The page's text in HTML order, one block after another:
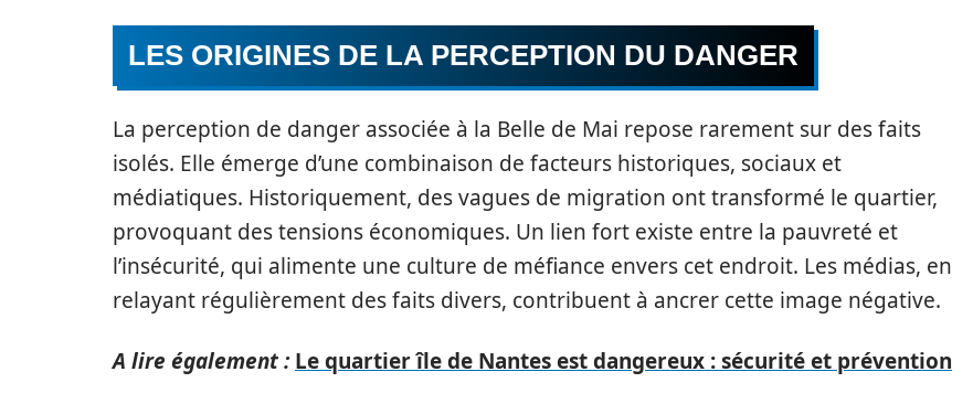
LES ORIGINES DE LA PERCEPTION DU DANGER
La perception de danger associée à la Belle de Mai repose rarement sur des faits
isolés. Elle émerge d’une combinaison de facteurs historiques, sociaux et
médiatiques. Historiquement, des vagues de migration ont transformé le quartier,
provoquant des tensions économiques. Un lien fort existe entre la pauvreté et
l’insécurité, qui alimente une culture de méfiance envers cet endroit. Les médias, en
relayant régulièrement des faits divers, contribuent à ancrer cette image négative.
A lire également : Le quartier île de Nantes est dangereux : sécurité et prévention